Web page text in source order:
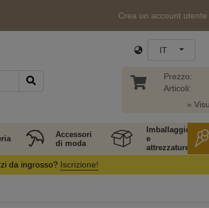
Crea un account utente
IT
Prezzo:
Articoli:
»
Accessori
di moda
Imballaggio
e
attrezzature
da ingrosso? Iscrizione!